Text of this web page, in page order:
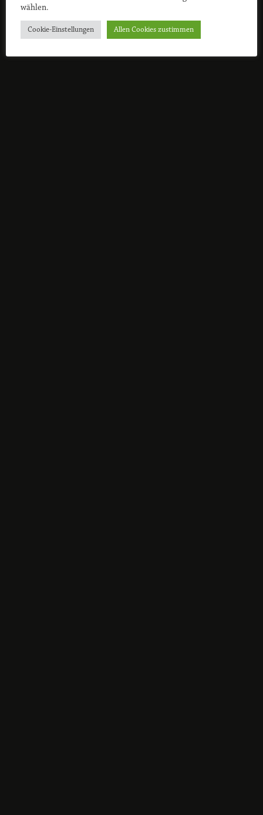
wählen.
Cookie-Einstellungen Allen Cookies zustimmen